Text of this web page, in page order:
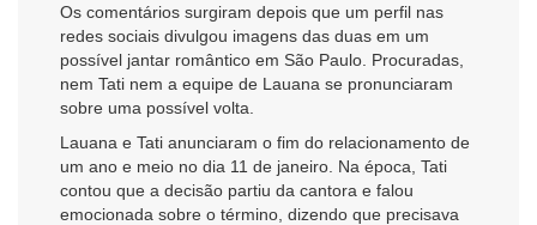
Os comentários surgiram depois que um perfil nas
redes sociais divulgou imagens das duas em um
possível jantar romântico em São Paulo. Procuradas,
nem Tati nem a equipe de Lauana se pronunciaram
sobre uma possível volta.
Lauana e Tati anunciaram o fim do relacionamento de
um ano e meio no dia 11 de janeiro. Na época, Tati
contou que a decisão partiu da cantora e falou
emocionada sobre o término, dizendo que precisava